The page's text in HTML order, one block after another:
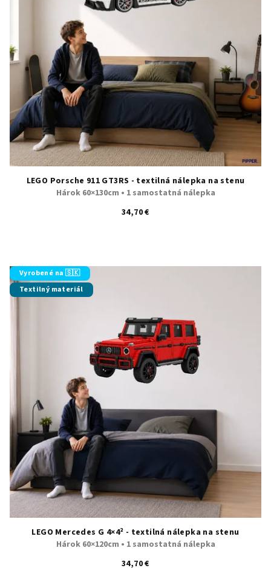
LEGO Porsche 911 GT3RS - textilná nálepka na stenu
Hárok 60×130cm • 1 samostatná nálepka
34,70 €
Vyrobené na 🇸🇰
Textilný materiál
LEGO Mercedes G 4×4² - textilná nálepka na stenu
Hárok 60×120cm • 1 samostatná nálepka
34,70 €